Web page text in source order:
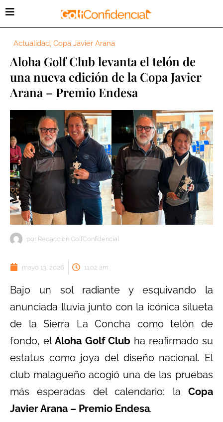
Actualidad, Copa Javier Arana
Aloha Golf Club levanta el telón de
una nueva edición de la Copa Javier
Arana – Premio Endesa
por Redacción GolfConfidencial
mayo 13, 2026 11:02 am
Bajo un sol radiante y esquivando la
anunciada lluvia junto con la icónica silueta
de la Sierra La Concha como telón de
fondo, el Aloha Golf Club ha reafirmado su
estatus como joya del diseño nacional. El
club malagueño acogió una de las pruebas
más esperadas del calendario: la Copa
Javier Arana – Premio Endesa.